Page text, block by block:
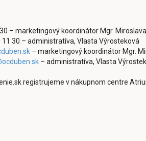
– marketingový koordinátor Mgr.
30 – administratíva, Vlasta Výrosteková
– marketingový koordinátor Mgr.
– administratíva, Vlasta
registrujeme v nákupnom centre